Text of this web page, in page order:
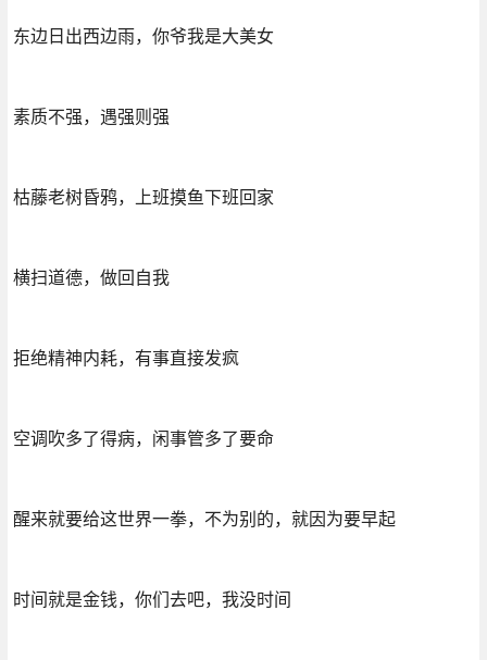
东边日出西边雨，你爷我是大美女
素质不强，遇强则强
枯藤老树昏鸦，上班摸鱼下班回家
横扫道德，做回自我
拒绝精神内耗，有事直接发疯
空调吹多了得病，闲事管多了要命
醒来就要给这世界一拳，不为别的，就因为要早起
时间就是金钱，你们去吧，我没时间